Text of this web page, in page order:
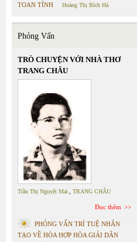
TOAN TÍNH Hoàng Thị Bích Hà
Phỏng Vấn
TRÒ CHUYỆN VỚI NHÀ THƠ
TRANG CHÂU
Trần Thị Nguyệt Mai TRANG CHÂU
Đọc thêm
PHỎNG VẤN TRÍ TUỆ NHÂN
TẠO VỀ HÒA HỢP HÒA GIẢI DÂN